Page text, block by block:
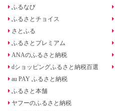
ふるなび
ふるさとチョイス
さとふる
ふるさとプレミアム
ANAのふるさと納税
dショッピングふるさと納税百選
au PAY ふるさと納税
ふるさと本舗
ヤフーのふるさと納税